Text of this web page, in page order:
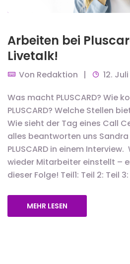
Arbeiten bei
Livetalk!
Von Redaktion 12.
Was macht PLUSCARD? Wie
PLUSCARD? Welche Stellen
Wie sieht der Tag eines Call
alles beantworten uns
PLUSCARD in einem Interview.
wieder Mitarbeiter einstellt –
dieser Folge! Teil1: Teil 2: Teil
MEHR LESEN